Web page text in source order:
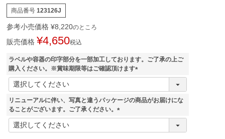
商品番号 123126J
参考小売価格 ¥8,220のところ
販売価格 ¥4,650税込
ラベルや容器の印字部分を一部加工しております。ご了承の上ご
購入ください。※賞味期限等はご確認頂けます
(
須
リニューアルに伴い、写真と違うパッケージの商品がお届けにな
ることがございます。ご了承ください。
(